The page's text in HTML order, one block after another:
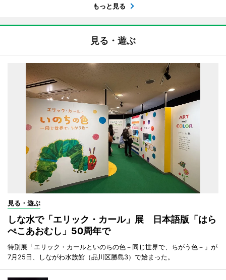
もっと見る
見る・遊ぶ
見る・遊ぶ
しな水で「エリック・カール」展 日本語版「はら
ぺこあおむし」50周年で
特別展「エリック・カールといのちの色－同じ世界で、ちがう色－」が
7月25日、しながわ水族館（品川区勝島3）で始まった。